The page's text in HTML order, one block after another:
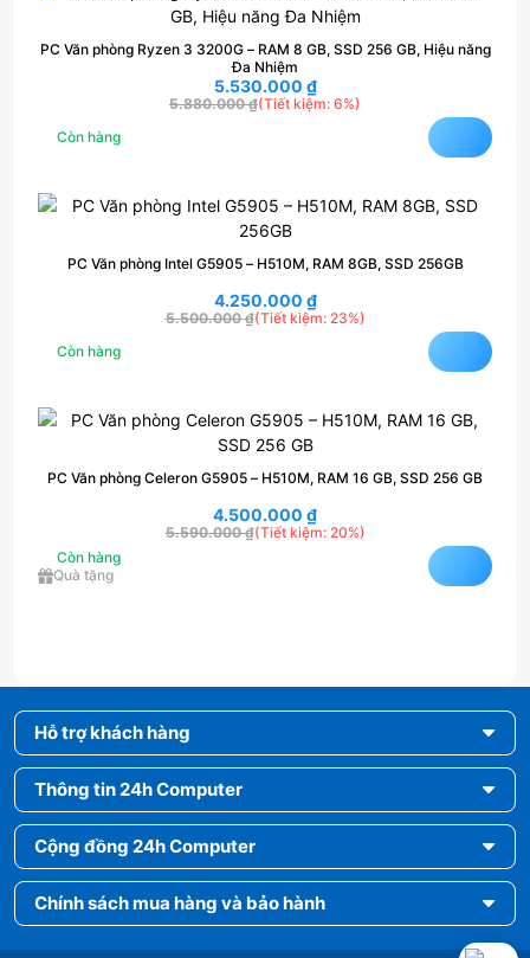
PC Văn phòng Ryzen 3 3200G – RAM 8 GB, SSD 256 GB, Hiệu năng
Đa Nhiệm
(Tiết kiệm: 6%)
5.880.000₫
5.530.000 ₫
Còn hàng
PC Văn phòng Intel G5905 – H510M, RAM 8GB, SSD 256GB
(Tiết kiệm: 23%)
5.500.000₫
4.250.000 ₫
Còn hàng
PC Văn phòng Celeron G5905 – H510M, RAM 16 GB, SSD 256 GB
(Tiết kiệm: 20%)
5.590.000₫
4.500.000 ₫
Còn hàng
Quà tặng
Hỗ trợ khách hàng
Thông tin 24h Computer
Cộng đồng 24h Computer
Chính sách mua hàng và bảo hành